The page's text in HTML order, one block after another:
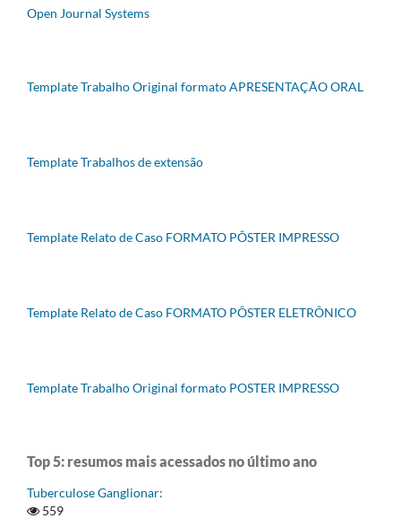
Open Journal Systems
Template Trabalho Original formato APRESENTAÇÃO ORAL
Template Trabalhos de extensão
Template Relato de Caso FORMATO PÔSTER IMPRESSO
Template Relato de Caso FORMATO PÔSTER ELETRÔNICO
Template Trabalho Original formato POSTER IMPRESSO
Top 5: resumos mais acessados no último ano
Tuberculose Ganglionar:
559